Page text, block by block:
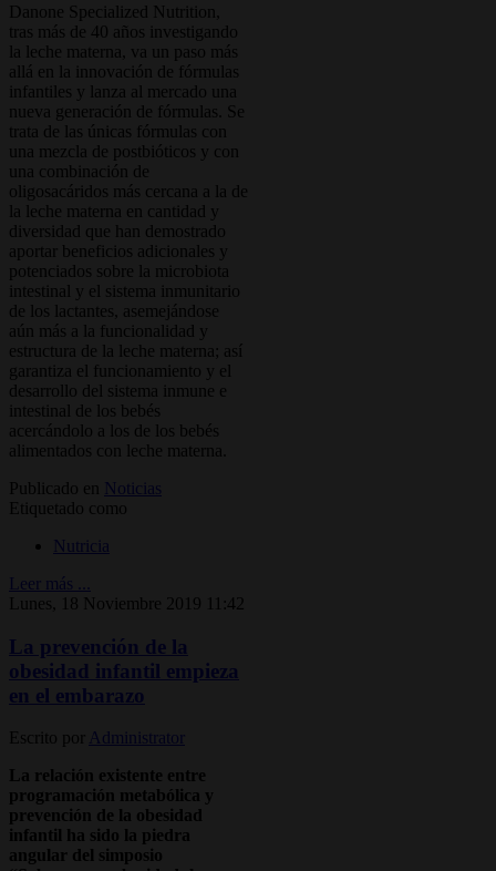
Danone Specialized Nutrition,
tras más de 40 años investigando
la leche materna, va un paso más
allá en la innovación de fórmulas
infantiles y lanza al mercado una
nueva generación de fórmulas. Se
trata de las únicas fórmulas con
una mezcla de postbióticos y con
una combinación de
oligosacáridos más cercana a la de
la leche materna en cantidad y
diversidad que han demostrado
aportar beneficios adicionales y
potenciados sobre la microbiota
intestinal y el sistema inmunitario
de los lactantes, asemejándose
aún más a la funcionalidad y
estructura de la leche materna; así
garantiza el funcionamiento y el
desarrollo del sistema inmune e
intestinal de los bebés
acercándolo a los de los bebés
alimentados con leche materna.
Publicado en
Noticias
Etiquetado como
Nutricia
Leer más ...
Lunes, 18 Noviembre 2019 11:42
La prevención de la
obesidad infantil empieza
en el embarazo
Escrito por
Administrator
La relación existente entre
programación metabólica y
prevención de la obesidad
infantil ha sido la piedra
angular del simposio